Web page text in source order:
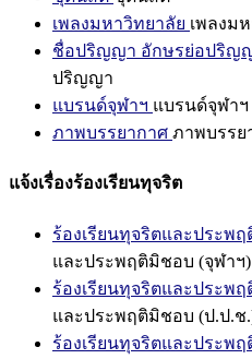
เพลงมหาวิทยาลัย เพลงม
ชื่อปริญญา อักษรย่อปริญ
ปริญญา
แบรนด์จุฬาฯ แบรนด์จุฬาฯ
ภาพบรรยากาศ ภาพบรรย
แจ้งเรื่องร้องเรียนทุจริต
ร้องเรียนทุจริตและประพ
และประพฤติมิชอบ (จุฬาฯ)
ร้องเรียนทุจริตและประพ
และประพฤติมิชอบ (ป.ป.ช
ร้องเรียนทุจริตและประพ